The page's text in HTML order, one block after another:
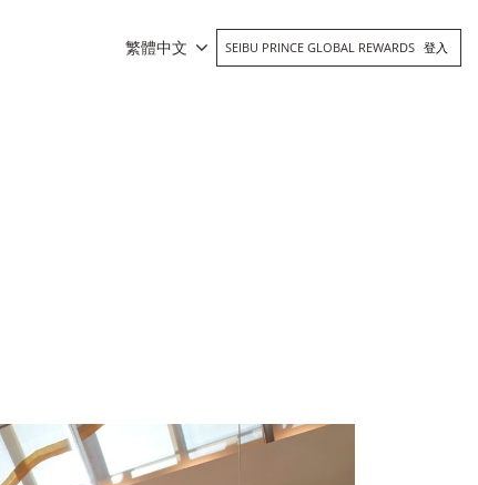
繁體中文 SEIBU PRINCE GLOBAL REWARDS 登入